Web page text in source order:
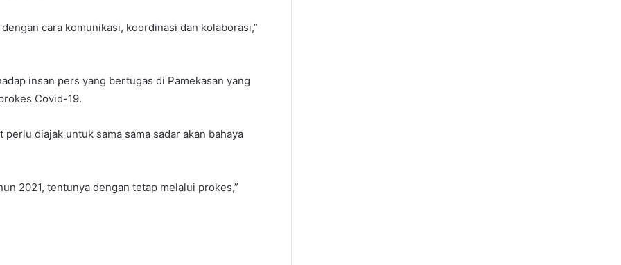
cara komunikasi, koordinasi dan kolaborasi,”
insan pers yang bertugas di Pamekasan yang
Covid-19.
diajak untuk sama sama sadar akan bahaya
2021, tentunya dengan tetap melalui prokes,”